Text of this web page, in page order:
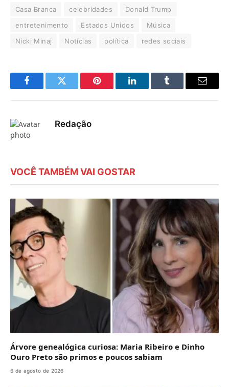
Casa Branca celebridades
Donald Trump
entretenimento
Estados Unidos
Música
Nicki Minaj
Notícias política redes sociais
FacebookTwitter Pinterest LinkedInTumblr
E-
Redação
VOCÊ TAMBÉM VAI GOSTAR
Árvore genealógica curiosa: Maria Ribeiro e Dinho
Ouro Preto são primos e poucos sabiam
6 de agosto de 2026